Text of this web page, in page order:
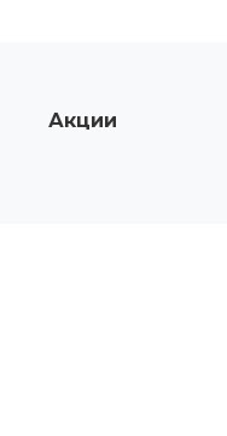
Акции